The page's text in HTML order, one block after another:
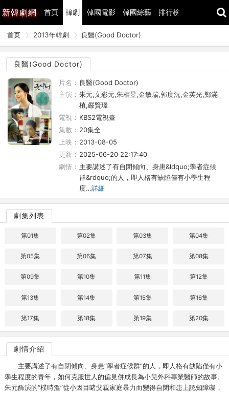
新韓劇網 首頁 韓劇 韓國電影 韓國綜藝 排行榜
首页 2013年韓劇 良醫(Good Doctor)
良醫(Good Doctor)
片名： 良醫(Good Doctor)
主演： 朱元,文彩元,朱相昱,金敏瑞,郭度沅,金英光,鄭滿
植,嚴賢璟
電視： KBS2電視臺
集數： 20集全
上映： 2013-08-05
更新： 2025-06-20 22:17:40
劇情： 主要講述了有自閉傾向、身患&ldquo;學者症候
群&rdquo;的人，即人格有缺陷僅有小學生程
度…詳細
劇集列表
第01集 第02集 第03集 第04集
第05集 第06集 第07集 第08集
第09集 第10集 第11集 第12集
第13集 第14集 第15集 第16集
第17集 第18集 第19集 第20集
劇情介紹
主要講述了有自閉傾向、身患“學者症候群”的人，即人格有缺陷僅有小
學生程度的青年，如何克服世人的偏見併成長為小兒外科專業醫師的故事。
朱元飾演的“樸時溫”從小因目睹父親家庭暴力而變得自閉和患上認知障礙，